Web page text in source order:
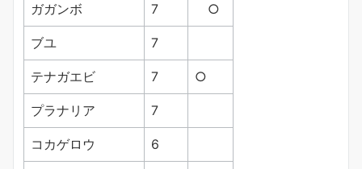
ガガンボ 7 ○
ブユ 7
テナガエビ 7 ○
プラナリア 7
コカゲロウ 6